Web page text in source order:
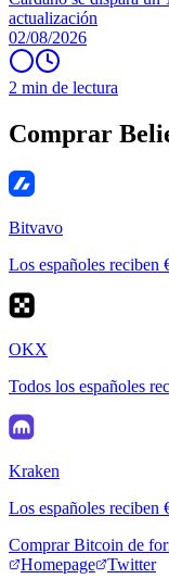
actualización
02/08/2026
2 min de lectura
Comprar
Bitvavo
Los españoles reciben
OKX
Todos los españoles
Kraken
Los españoles reciben
Comprar Bitcoin de
Homepage
Twitter